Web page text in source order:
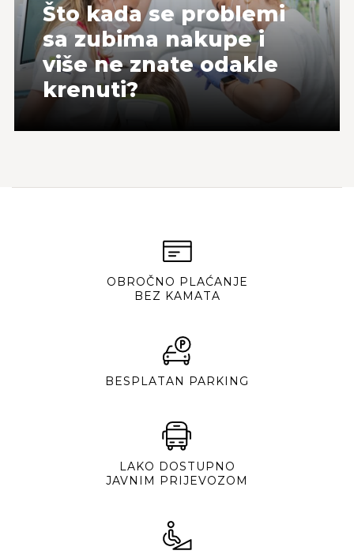
Što kada se problemi
sa zubima nakupe i
više ne znate odakle
krenuti?
OBROČNO PLAĆANJE
BEZ KAMATA
BESPLATAN PARKING
LAKO DOSTUPNO
JAVNIM PRIJEVOZOM